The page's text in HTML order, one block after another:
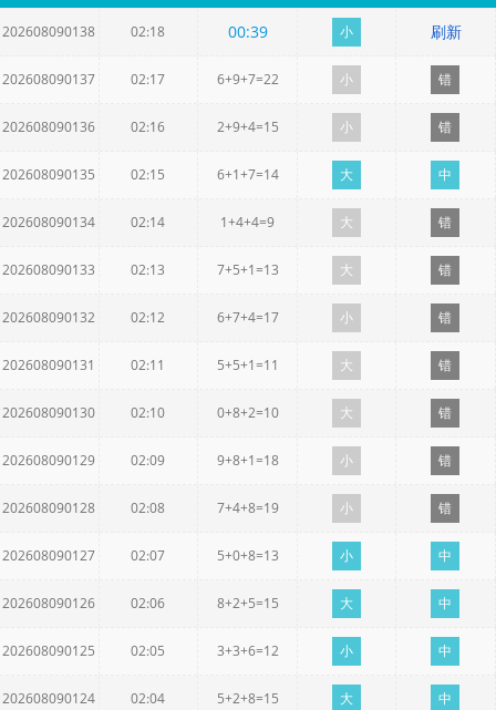
202608090138 02:18 00:39 小 刷新
202608090137 02:17 6+9+7=22 小 错
202608090136 02:16 2+9+4=15 小 错
202608090135 02:15 6+1+7=14 大 中
202608090134 02:14 1+4+4=9 大 错
202608090133 02:13 7+5+1=13 大 错
202608090132 02:12 6+7+4=17 小 错
202608090131 02:11 5+5+1=11 大 错
202608090130 02:10 0+8+2=10 大 错
202608090129 02:09 9+8+1=18 小 错
202608090128 02:08 7+4+8=19 小 错
202608090127 02:07 5+0+8=13 小 中
202608090126 02:06 8+2+5=15 大 中
202608090125 02:05 3+3+6=12 小 中
202608090124 02:04 5+2+8=15 大 中